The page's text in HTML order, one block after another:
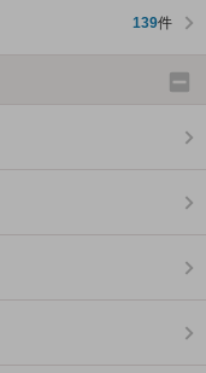
139件